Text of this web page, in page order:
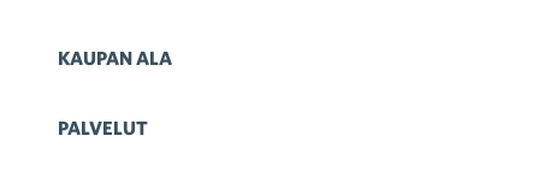
KAUPAN ALA
PALVELUT